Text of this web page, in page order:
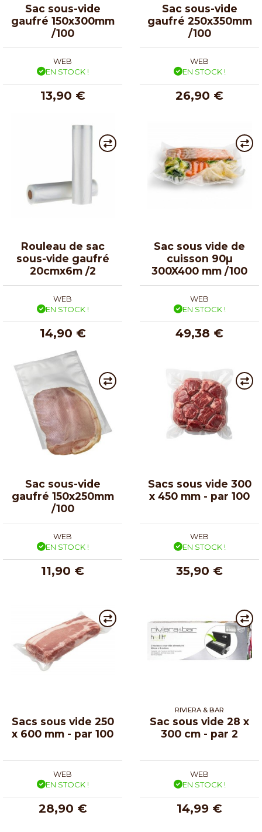
Sac sous-vide
gaufré 150x300mm
/100
WEB
EN STOCK !
13,90 €
Sac sous-vide
gaufré 250x350mm
/100
WEB
EN STOCK !
26,90 €
Rouleau de sac
sous-vide gaufré
20cmx6m /2
WEB
EN STOCK !
14,90 €
Sac sous vide de
cuisson 90µ
300X400 mm /100
WEB
EN STOCK !
49,38 €
Sac sous-vide
gaufré 150x250mm
/100
WEB
EN STOCK !
11,90 €
Sacs sous vide 300
x 450 mm - par 100
WEB
EN STOCK !
35,90 €
Sacs sous vide 250
x 600 mm - par 100
WEB
EN STOCK !
28,90 €
RIVIERA & BAR
Sac sous vide 28 x
300 cm - par 2
WEB
EN STOCK !
14,99 €